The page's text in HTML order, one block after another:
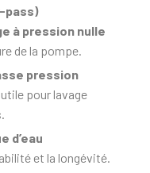
pass)
à pression nulle
de la pompe.
pression
pour lavage
d’eau
et la longévité.